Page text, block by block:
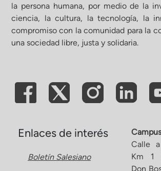
la persona humana, por medio de la
ciencia, la cultura, la tecnología, la
compromiso con la comunidad para la
una sociedad libre, justa y solidaria.
Enlaces de interés
Boletín Salesiano
Calle
Km 1
Don